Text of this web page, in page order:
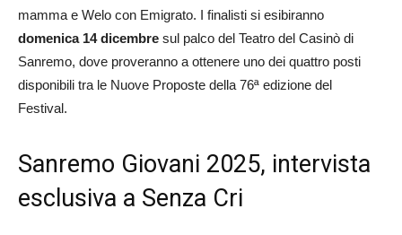
mamma e Welo con Emigrato. I finalisti si esibiranno
domenica 14 dicembre sul palco del Teatro del Casinò di
Sanremo, dove proveranno a ottenere uno dei quattro posti
disponibili tra le Nuove Proposte della 76ª edizione del
Festival.
Sanremo Giovani 2025, intervista
esclusiva a Senza Cri